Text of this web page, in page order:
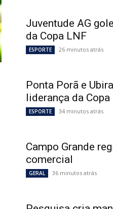
Juventude AG
da Copa LNF
ESPORTE 26 minutos atrás
Ponta Porã e
liderança da
ESPORTE 34 minutos atrás
Campo Grande
comercial
GERAL 36 minutos atrás